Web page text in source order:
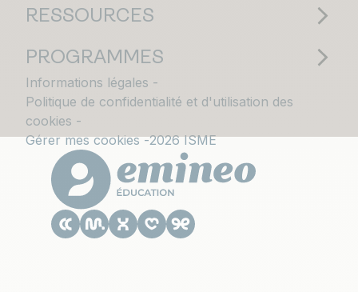
RESSOURCES
PROGRAMMES
Informations légales
Politique de confidentialité et d'utilisation des
cookies
Gérer mes cookies 2026 ISME